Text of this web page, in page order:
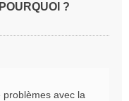
?
avec la